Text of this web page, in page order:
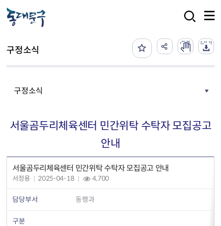
구정소식
구정소식
서울곰두리체육센터 민간위탁 수탁자 모집공고
안내
서울곰두리체육센터 민간위탁 수탁자 모집공고 안내
서정용 2025-04-18 4,700
담당부서 동행과
구분